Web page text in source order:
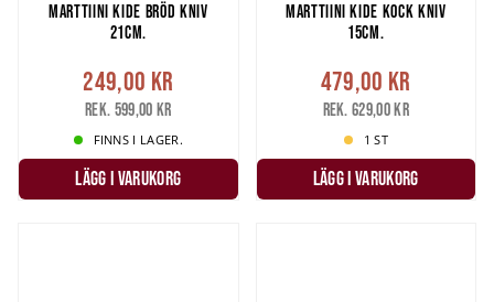
MARTTIINI KIDE BRÖD KNIV
21CM.
249,00 kr
Rek. 599,00 kr
FINNS I LAGER.
LÄGG I VARUKORG
MARTTIINI KIDE KOCK KNIV
15CM.
479,00 kr
Rek. 629,00 kr
1 ST
LÄGG I VARUKORG